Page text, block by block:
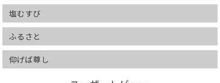
塩むすび
ふるさと
仰げば尊し